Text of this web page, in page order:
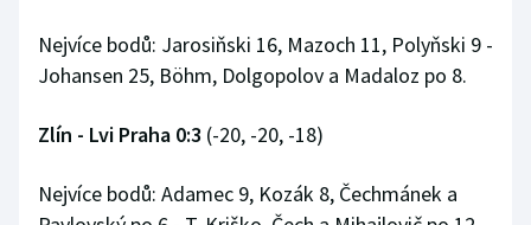
Nejvíce bodů: Jarosiňski 16, Mazoch 11, Polyňski 9 -
Johansen 25, Böhm, Dolgopolov a Madaloz po 8.
Zlín - Lvi Praha 0:3 (-20, -20, -18)
Nejvíce bodů: Adamec 9, Kozák 8, Čechmánek a